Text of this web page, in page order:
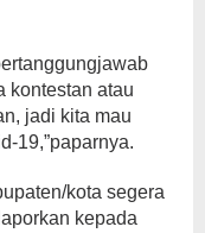
kontestan atau
jadi kita mau
19,”paparnya.
kota segera
kepada